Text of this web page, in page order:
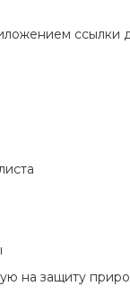
ссылки
на защиту